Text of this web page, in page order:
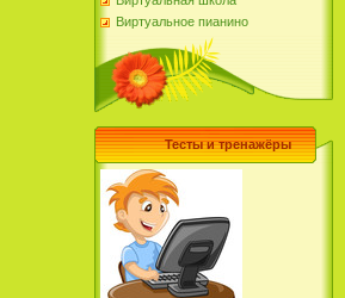
Виртуальное пианино
Тесты и тренажёры